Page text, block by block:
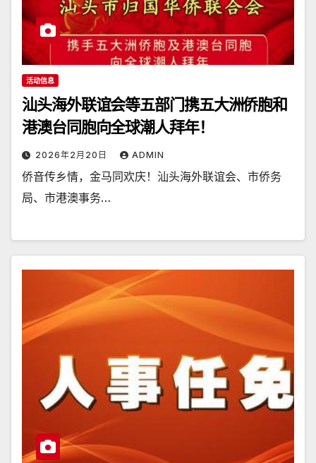
活动信息
汕头海外联谊会等五部门携五大洲侨胞和
港澳台同胞向全球潮人拜年！
2026年2月20日 ADMIN
侨音传乡情，金马同欢庆！汕头海外联谊会、市侨务
局、市港澳事务…